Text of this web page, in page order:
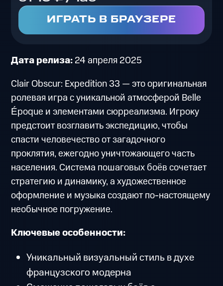
ИГРАТЬ В БРАУЗЕРЕ
Дата релиза:24 апреля 2025
Clair Obscur: Expedition 33 — это оригинальная
ролевая игра с уникальной атмосферой Belle
Époque и элементами сюрреализма. Игроку
предстоит возглавить экспедицию, чтобы
спасти человечество от загадочного
проклятия, ежегодно уничтожающего часть
населения. Система пошаговых боёв сочетает
стратегию и динамику, а художественное
оформление и музыка создают по-настоящему
необычное погружение.
Ключевые особенности:
Уникальный визуальный стиль в духе
французского модерна